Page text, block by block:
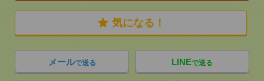
気になる！
メールで送る LINEで送る